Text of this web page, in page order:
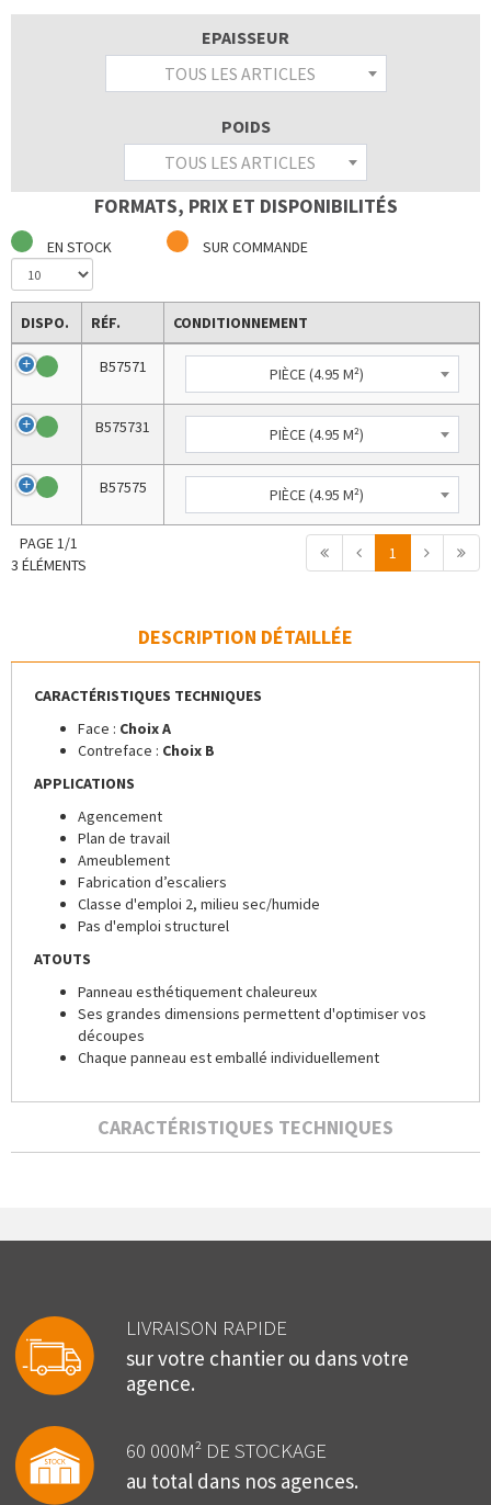
EPAISSEUR
TOUS LES ARTICLES
POIDS
TOUS LES ARTICLES
FORMATS, PRIX ET DISPONIBILITÉS
EN STOCK SUR COMMANDE
DISPO. RÉF. CONDITIONNEMENT
B57571 PIÈCE (4.95 M²)
B575731 PIÈCE (4.95 M²)
B57575 PIÈCE (4.95 M²)
PAGE 1/1
3 ÉLÉMENTS
1
DESCRIPTION DÉTAILLÉE
CARACTÉRISTIQUES TECHNIQUES
Face : Choix A
Contreface : Choix B
APPLICATIONS
Agencement
Plan de travail
Ameublement
Fabrication d’escaliers
Classe d'emploi 2, milieu sec/humide
Pas d'emploi structurel
ATOUTS
Panneau esthétiquement chaleureux
Ses grandes dimensions permettent d'optimiser vos
découpes
Chaque panneau est emballé individuellement
CARACTÉRISTIQUES TECHNIQUES
LIVRAISON RAPIDE
sur votre chantier ou dans votre
agence.
60 000M² DE STOCKAGE
au total dans nos agences.